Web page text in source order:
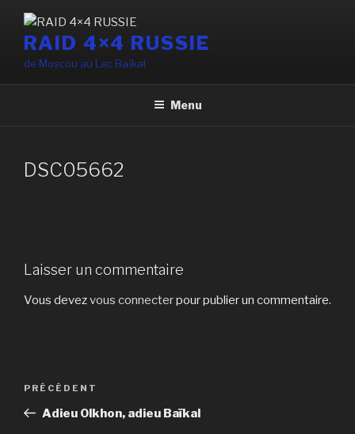
contenu
principal
RAID 4×4 RUSSIE
de Moscou au Lac Baïkal
Menu
DSC05662
Laisser un commentaire
Vous devezvous connecterpour publier un commentaire.
Navigation
l’article
Article
précédent
PRÉCÉDENT
Adieu Olkhon, adieu Baïkal